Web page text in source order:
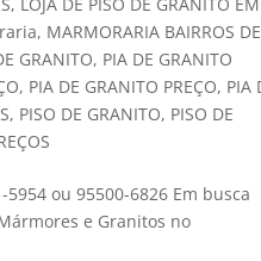
, MARMORARIA BAIRROS DE
GRANITO, PIA DE GRANITO
, PIA DE GRANITO PREÇO, PIA
, PISO DE GRANITO, PISO DE
ou 95500-6826 Em busca
e Granitos no